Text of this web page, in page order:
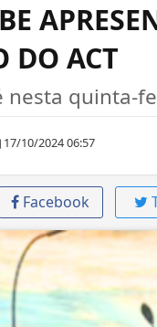
DO ACT
nesta quinta-
17/10/2024 06:57
Facebook